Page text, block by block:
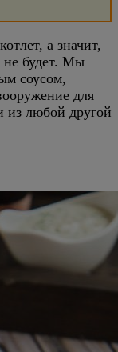
а значит,
не будет. Мы
соусом,
для
из любой другой